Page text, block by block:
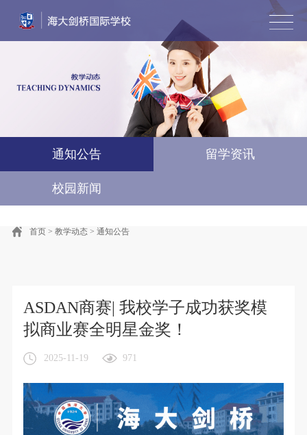
风采墙
艺术直通车 国际竞赛·游学
通知公告 留学资讯
校园新闻
首页> 教学动态> 通知公告
ASDAN商赛| 我校学子成功获奖模
拟商业赛全明星金奖！
2025-11-19 971